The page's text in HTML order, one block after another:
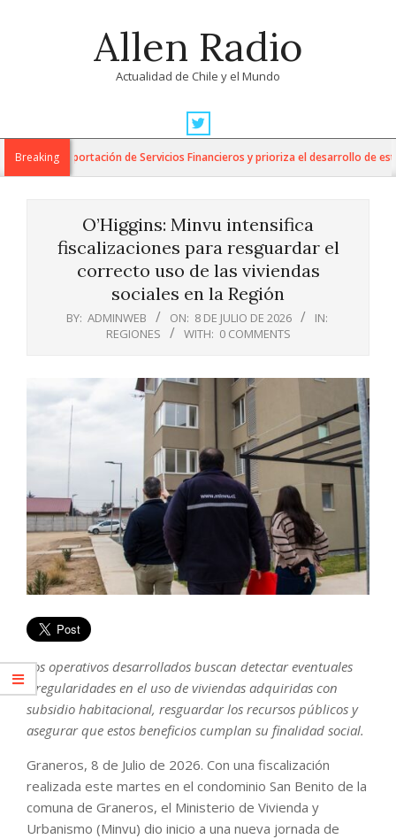
Allen Radio
Actualidad de Chile y el Mundo
Navigation
MenuBreaking
para la Exportación de Servicios Financieros y prioriza el desarrollo de esta
O’Higgins: Minvu intensifica
fiscalizaciones para resguardar el
correcto uso de las viviendas
sociales en la Región
BY: ADMINWEB ON: 8 DE JULIO DE 2026
IN:
REGIONES
WITH: 0 COMMENTS
Los operativos desarrollados buscan detectar eventuales
irregularidades en el uso de viviendas adquiridas con
subsidio habitacional, resguardar los recursos públicos y
asegurar que estos beneficios cumplan su finalidad social.
Graneros, 8 de Julio de 2026. Con una fiscalización
realizada este martes en el condominio San Benito de la
comuna de Graneros, el Ministerio de Vivienda y
Urbanismo (Minvu) dio inicio a una nueva jornada de